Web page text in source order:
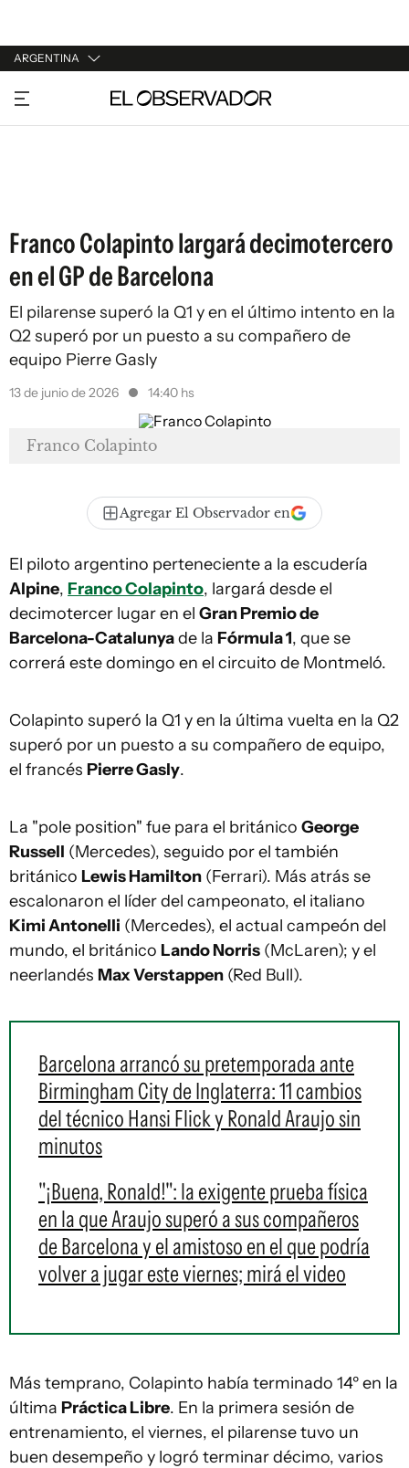
ARGENTINA
URUGUAY
ARGENTINA
Franco Colapinto largará decimotercero
en el GP de Barcelona
El pilarense superó la Q1 y en el último intento en la
Q2 superó por un puesto a su compañero de
equipo Pierre Gasly
13 de junio de 2026 14:40 hs
Franco Colapinto
Agregar El Observador en
El piloto argentino perteneciente a la escudería
Alpine, Franco Colapinto, largará desde el
decimotercer lugar en el Gran Premio de
Barcelona-Catalunyade la Fórmula 1, que se
correrá este domingo en el circuito de Montmeló.
Colapinto superó la Q1 y en la última vuelta en la Q2
superó por un puesto a su compañero de equipo,
el francés Pierre Gasly.
La "pole position" fue para el británico George
Russell (Mercedes), seguido por el también
británico Lewis Hamilton (Ferrari). Más atrás se
escalonaron el líder del campeonato, el italiano
Kimi Antonelli (Mercedes), el actual campeón del
mundo, el británico Lando Norris (McLaren); y el
neerlandés Max Verstappen (Red Bull).
Barcelona arrancó su pretemporada ante
Birmingham City de Inglaterra: 11 cambios
del técnico Hansi Flick y Ronald Araujo sin
minutos
"¡Buena, Ronald!": la exigente prueba física
en la que Araujo superó a sus compañeros
de Barcelona y el amistoso en el que podría
volver a jugar este viernes; mirá el video
Más temprano, Colapinto había terminado 14º en la
última Práctica Libre. En la primera sesión de
entrenamiento, el viernes, el pilarense tuvo un
buen desempeño y logró terminar décimo, varios